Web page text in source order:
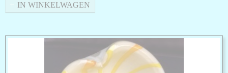
IN WINKELWAGEN